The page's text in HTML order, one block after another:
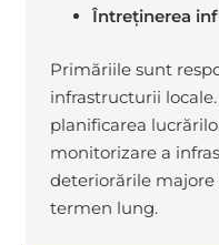
Întreținerea
Primăriile sunt
infrastructurii
planificarea
monitorizare a
deteriorările
termen lung.